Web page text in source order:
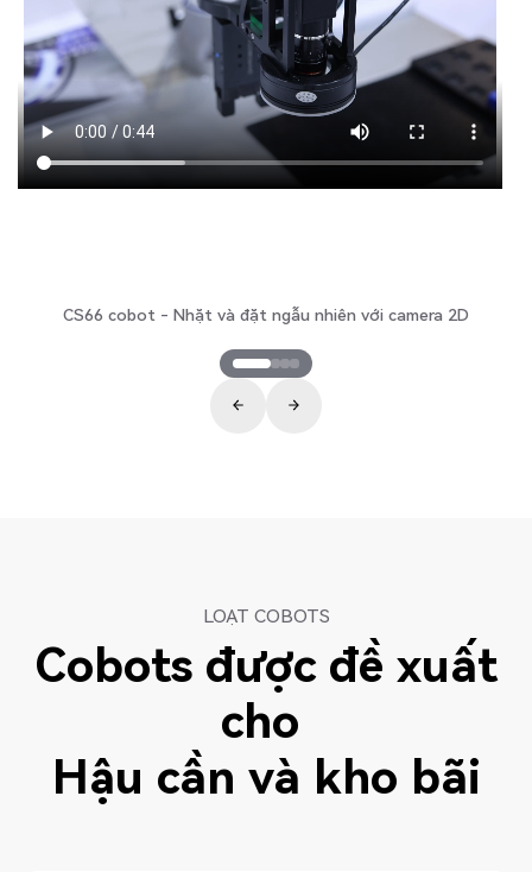
CS66 cobot - Nhặt và đặt ngẫu nhiên với camera 2D
LOẠT COBOTS
Cobots được đề xuất
cho
Hậu cần và kho bãi